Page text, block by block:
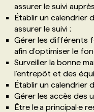
assurer le suivi
Établir un calendrier
assurer le suivi ;
Gérer les différents
afin d’optimiser le
Surveiller la bonne
l’entrepôt et des
Établir un calendrier
Gérer les accès des
Être le·a principal·e